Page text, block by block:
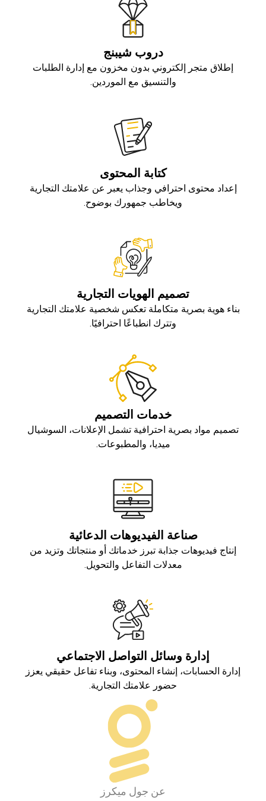
دروب شيبنج
إطلاق متجر إلكتروني بدون مخزون مع إدارة الطلبات
والتنسيق مع الموردين.
كتابة المحتوى
إعداد محتوى احترافي وجذاب يعبر عن علامتك التجارية
ويخاطب جمهورك بوضوح.
تصميم الهويات التجارية
بناء هوية بصرية متكاملة تعكس شخصية علامتك التجارية
وتترك انطباعًا احترافيًا.
خدمات التصميم
تصميم مواد بصرية احترافية تشمل الإعلانات، السوشيال
ميديا، والمطبوعات.
صناعة الفيديوهات الدعائية
إنتاج فيديوهات جذابة تبرز خدماتك أو منتجاتك وتزيد من
معدلات التفاعل والتحويل.
إدارة وسائل التواصل الاجتماعي
إدارة الحسابات، إنشاء المحتوى، وبناء تفاعل حقيقي يعزز
حضور علامتك التجارية.
عن جول ميكرز